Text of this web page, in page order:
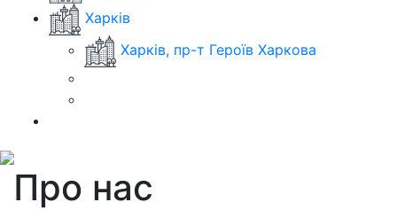
Харків
Харків, пр-т Героїв Харкова
Про нас